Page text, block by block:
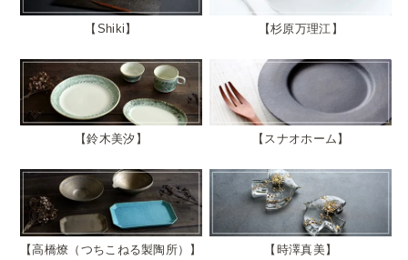
Shiki 杉原万理江
鈴木美汐 スナオホーム
高橋燎（つちこねる製陶所） 時澤真美